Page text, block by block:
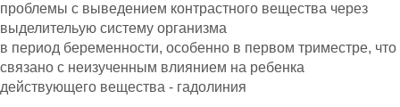
проблемы с выведением контрастного вещества через
выделительую систему организма
в период беременности, особенно в первом триместре, что
связано с неизученным влиянием на ребенка
действующего вещества - гадолиния